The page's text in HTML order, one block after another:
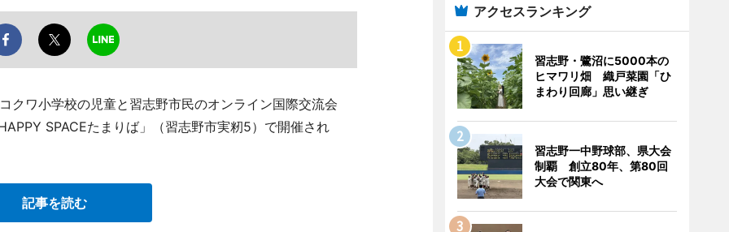
クワ小学校の児童と習志野市民のオンライン国際交流会
SPACEたまりば」（習志野市実籾5）で開催され
記事を読む
アクセスランキング
習志野・鷺沼に5000本の
ヒマワリ畑 織戸菜園「ひ
まわり回廊」思い継ぎ
習志野一中野球部、県大会
制覇 創立80年、第80回
大会で関東へ